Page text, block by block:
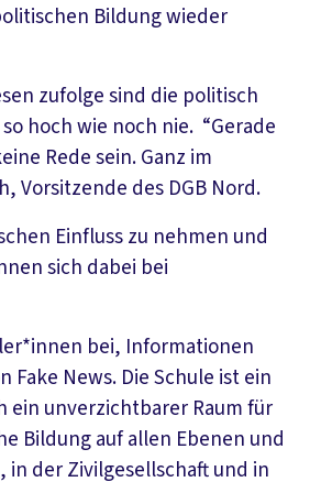
Bildung wieder
zufolge sind die politisch
hoch wie noch nie. “Gerade
Rede sein. Ganz im
Vorsitzende des DGB Nord.
Einfluss zu nehmen und
sich dabei bei
bei, Informationen
News. Die Schule ist ein
ein unverzichtbarer Raum für
Bildung auf allen Ebenen und
der Zivilgesellschaft und in